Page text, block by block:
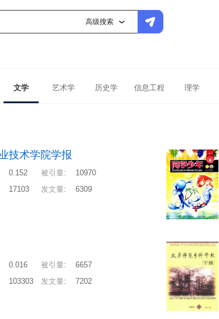
高级搜索
文学 艺术学 历史学 信息工程 理学
技术学院学报
0.152 被引量:
10970
17103 发文量: 6309
0.016 被引量:
6657
103303 发文量: 7202